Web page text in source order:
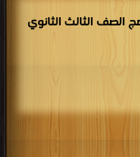
الثالث الثانوي